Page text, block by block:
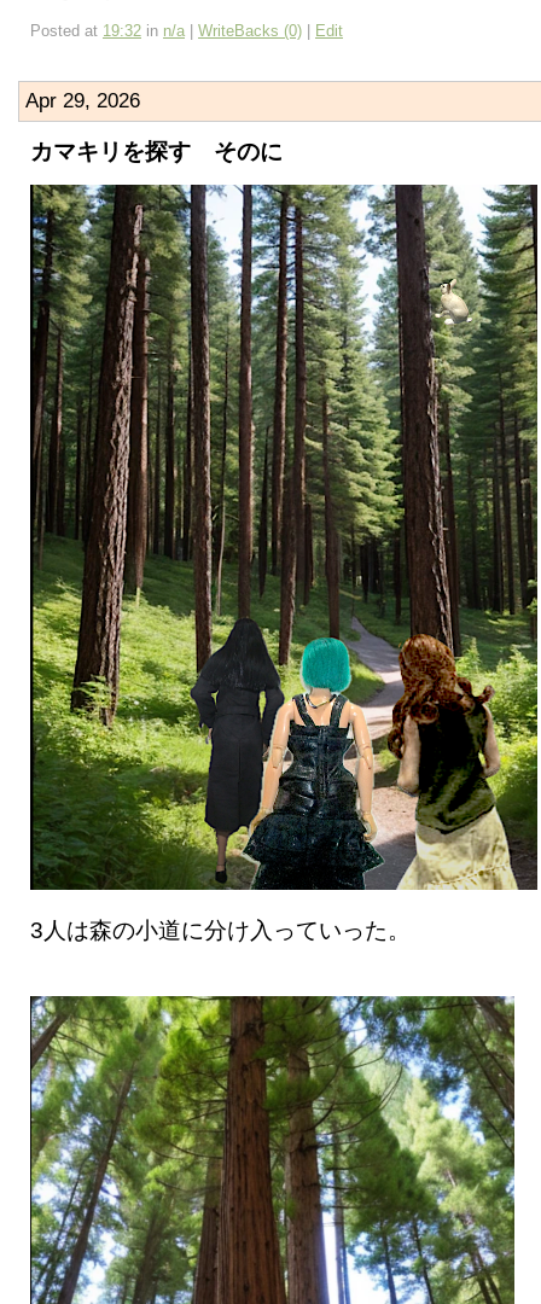
Posted at 19:32 in n/a WriteBacks (0) Edit
Apr 29, 2026
カマキリを探す そのに
3人は森の小道に分け入っていった。